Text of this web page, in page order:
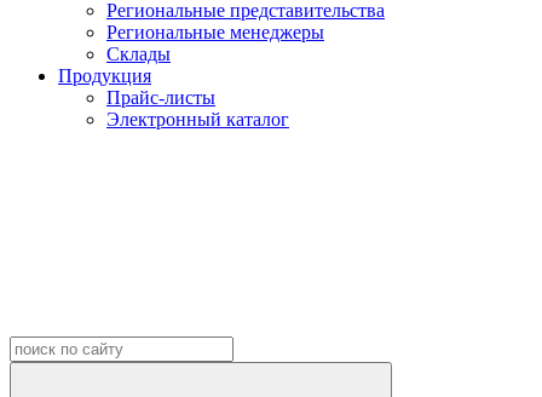
Региональные представительства
Региональные менеджеры
Склады
Продукция
Прайс-листы
Электронный каталог